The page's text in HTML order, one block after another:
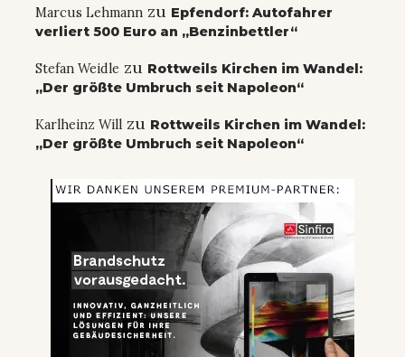
Marcus Lehmann zu Epfendorf: Autofahrer
verliert 500 Euro an „Benzinbettler“
Stefan Weidle zu Rottweils Kirchen im Wandel:
„Der größte Umbruch seit Napoleon“
Karlheinz Will zu Rottweils Kirchen im Wandel:
„Der größte Umbruch seit Napoleon“